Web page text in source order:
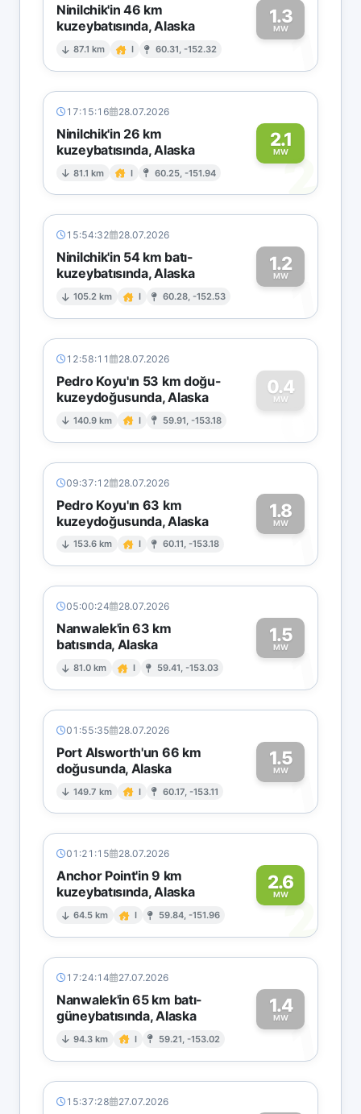
Ninilchik'in 46 km
kuzeybatısında, Alaska
87.1 km I 60.31, -152.32
1.3
MW1
17:15:16 28.07.2026
Ninilchik'in 26 km
kuzeybatısında, Alaska
81.1 km I 60.25, -151.94
2.1
MW2
15:54:32 28.07.2026
Ninilchik'in 54 km batı-
kuzeybatısında, Alaska
105.2 km I 60.28, -152.53
1.2
MW1
12:58:11 28.07.2026
Pedro Koyu'ın 53 km doğu-
kuzeydoğusunda, Alaska
140.9 km I 59.91, -153.18
0.4
MW
0
09:37:12 28.07.2026
Pedro Koyu'ın 63 km
kuzeydoğusunda, Alaska
153.6 km I 60.11, -153.18
1.8
MW1
05:00:24 28.07.2026
Nanwalek'in 63 km
batısında, Alaska
81.0 km I 59.41, -153.03
1.5
MW1
01:55:35 28.07.2026
Port Alsworth'un 66 km
doğusunda, Alaska
149.7 km I 60.17, -153.11
1.5
MW1
01:21:15 28.07.2026
Anchor Point'in 9 km
kuzeybatısında, Alaska
64.5 km I 59.84, -151.96
2.6
MW2
17:24:14 27.07.2026
Nanwalek'in 65 km batı-
güneybatısında, Alaska
94.3 km I 59.21, -153.02
1.4
MW1
15:37:28 27.07.2026